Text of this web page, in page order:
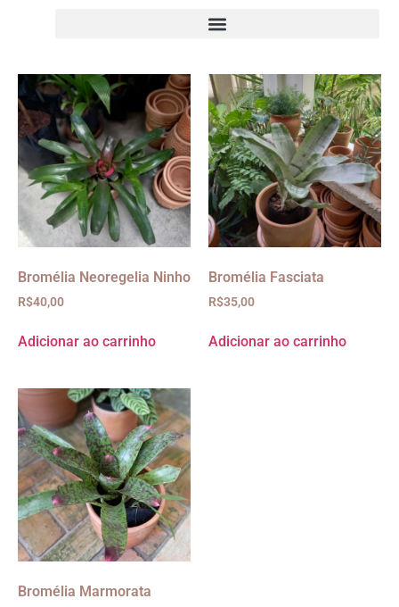
Bromélia Neoregelia Ninho
R$40,00
Adicionar ao carrinho
Bromélia Fasciata
R$35,00
Adicionar ao carrinho
Bromélia Marmorata